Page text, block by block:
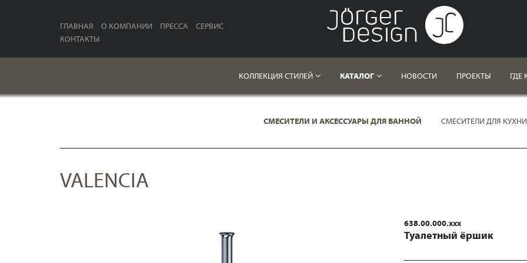
ГЛАВНАЯ О КОМПАНИИ ПРЕССА
СЕРВИС
КОНТАКТЫ
КОЛЛЕКЦИЯ СТИЛЕЙ КАТАЛОГ НОВОСТИ ПРОЕКТЫ ГДЕ
СМЕСИТЕЛИ И АКСЕССУАРЫ ДЛЯ ВАННОЙ СМЕСИТЕЛИ ДЛЯ КУХНИ
VALENCIA
638.00.000.xxx
Туалетный ёршик